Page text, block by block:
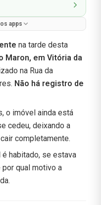
apps
na tarde desta
Maron, em Vitória da
na Rua da
Não há registro de
o imóvel ainda está
cedeu, deixando a
completamente.
habitado, se estava
qual motivo a